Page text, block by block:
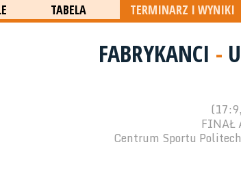
TABELA TERMINARZ I WYNIKI
FABRYKANCI -
FINAŁ
Centrum Sportu